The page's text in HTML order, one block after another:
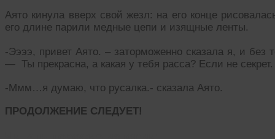
Аято кинула вверх свой жезл: на его конце
его длине парили медные цепи и изящные ленты.
-Ээээ, привет Аято. – заторможенно сказала я, и
— Ты прекрасна, а какая у тебя расса? Если не секрет.
-Ммм…я думаю, что русалка.- сказала Аято.
ПРОДОЛЖЕНИЕ СЛЕДУЕТ!